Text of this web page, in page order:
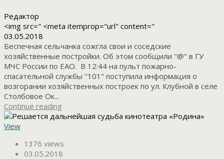
Редактор
<img src=" <meta itemprop="url" content="
03.05.2018
Беспечная сельчанка сожгла свои и соседские
хозяйственные постройки. Об этом сообщили "@" в ГУ
МЧС России по ЕАО. В 12:44 на пульт пожарно-
спасательной службы "101" поступила информация о
возгорании хозяйственных построек по ул. Клубной в селе
Столбовое Ок...
Continue reading
View
1376 views
03.05.2018